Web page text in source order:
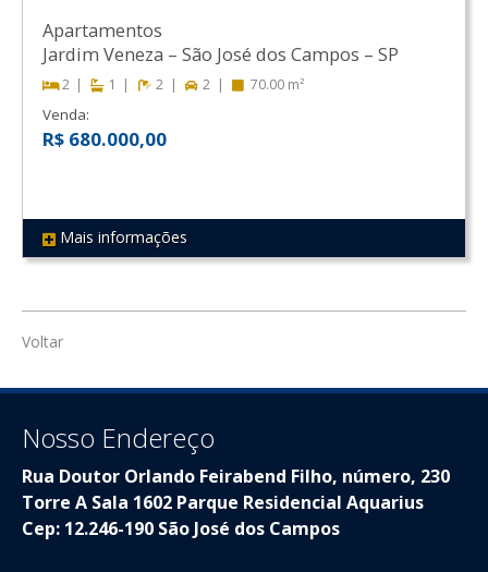
REF 289
Apartamentos
Jardim Veneza – São José dos Campos – SP
2 1 2 2 70.00 m²
Venda:
R$ 680.000,00
Mais informações
Voltar
Nosso Endereço
Rua Doutor Orlando Feirabend Filho, número, 230
Torre A Sala 1602 Parque Residencial Aquarius
Cep: 12.246-190 São José dos Campos